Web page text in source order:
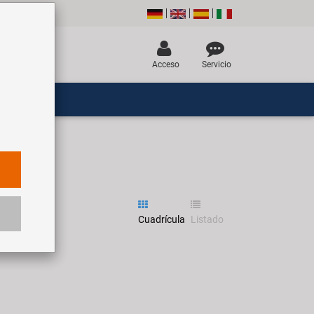
Acceso Servicio
Cuadrícula Listado